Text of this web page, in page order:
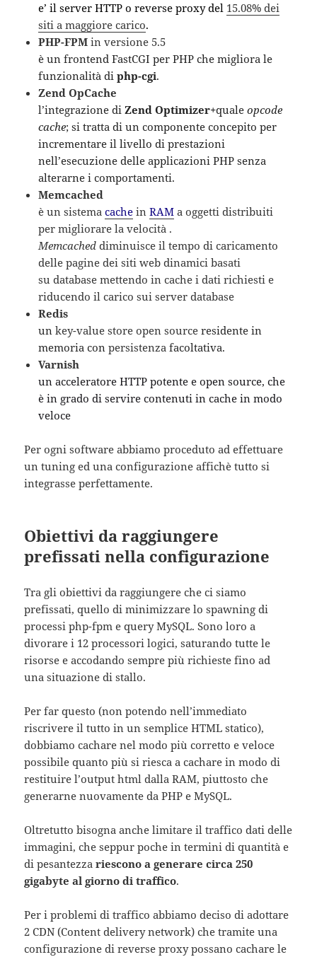
e’ il server HTTP o reverse proxy del 15.08% dei
siti a maggiore carico.
PHP-FPM in versione 5.5
è un frontend FastCGI per PHP che migliora le
funzionalità diphp-cgi.
Zend OpCache
l’integrazione diZend Optimizer+qualeopcode
cache; si tratta di un componente concepito per
incrementare il livello di prestazioni
nell’esecuzione delle applicazioni PHP senza
alterarne i comportamenti.
Memcached
è un sistemacache inRAM a oggetti distribuiti
per migliorare la velocità .
Memcached diminuisce il tempo di caricamento
delle pagine dei siti web dinamici basati
su database mettendo in cache i dati richiesti e
riducendo il carico sui server database
Redis
unkey-value store open source residente in
memoria conpersistenza facoltativa.
Varnish
un acceleratore HTTP potente e open source, che
è in grado di servire contenuti in cache in modo
veloce
Per ogni software abbiamo proceduto ad effettuare
un tuning ed una configurazione affichè tutto si
integrasse perfettamente.
Obiettivi da raggiungere
prefissati nella configurazione
Tra gli obiettivi da raggiungere che ci siamo
prefissati, quello di minimizzare lo spawning di
processi php-fpm e query MySQL. Sono loro a
divorare i 12 processori logici, saturando tutte le
risorse e accodando sempre più richieste fino ad
una situazione di stallo.
Per far questo (non potendo nell’immediato
riscrivere il tutto in un semplice HTML statico),
dobbiamo cachare nel modo più corretto e veloce
possibile quanto più si riesca a cachare in modo di
restituire l’output html dalla RAM, piuttosto che
generarne nuovamente da PHP e MySQL.
Oltretutto bisogna anche limitare il traffico dati delle
immagini, che seppur poche in termini di quantità e
di pesantezza riescono a generare circa 250
gigabyte al giorno di traffico.
Per i problemi di traffico abbiamo deciso di adottare
2 CDN (Content delivery network) che tramite una
configurazione di reverse proxy possano cachare le